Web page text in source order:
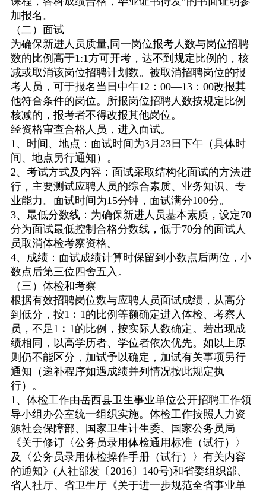
加报名。
（二）面试
为确保新进人员质量, 同一岗位报考人数与岗位招聘
数的比例高于1:1方可开考，达不到规定比例的，核
减或取消该岗位招聘计划数。被取消招聘岗位的报
考人员，可于报名当日中午12 ：00—13 ：00改报其
他符合条件的岗位。所报岗位招聘人数按规定比例
核减的，报考者不得改报其他岗位。
经资格审查合格人员，进入面试。
1、时间、地点：面试时间为3月23 日下午（具体时
间、地点另行通知）。
2、考试方式及内容：面试采取结构化面试的方法进
行，主要测试应聘人员的综合素质、业务知识、专
业能力。面试时间为15分钟，面试满分100分。
3、最低分数线：为确保新进人员基本素质，设定70
分为面试最低控制合格分数线，低于70分的面试人
员取消体检考察资格。
4、成绩：面试成绩计算时保留到小数点后两位，小
数点后第三位四舍五入。
（三）体检和考察
根据有效招聘岗位数与应聘人员面试成绩，从高分
到低分，按1 ︰ 1的比例等额确定进入体检、考察人
员，不足 1 ︰ 1的比例，按实际人数确定。若出现成
绩相同，以高学历者、学位者依次优先。如以上原
则仍不能区分，加试予以确定，加试有关事项另行
通知（递补程序如遇成绩并列情况按此规定执
行）。
1、体检工作由岳西县卫生事业单位公开招聘工作领
导小组办公室统一组织实施。体检工作按照人力资
源社会保障部、国家卫生计生委、国家公务员局
《关于修订〈公务员录用体检通用标准（试行）〉
及〈公务员录用体检操作手册（试行）〉有关内容
的通知》(人社部发〔2016 〕 140号)和省委组织部、
省人社厅、省卫生厅《关于进一步规范全省事业单